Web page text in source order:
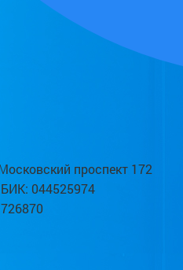
проспект 172
044525974